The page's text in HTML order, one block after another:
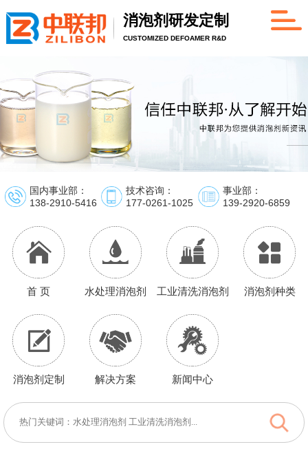
消泡剂研发定制
CUSTOMIZED DEFOAMER R&D
国内事业部：
138-2910-5416
技术咨询：
177-0261-1025
事业部：
139-2920-6859
首 页 水处理消泡剂 工业清洗消泡剂 消泡剂种类
消泡剂定制 解决方案 新闻中心